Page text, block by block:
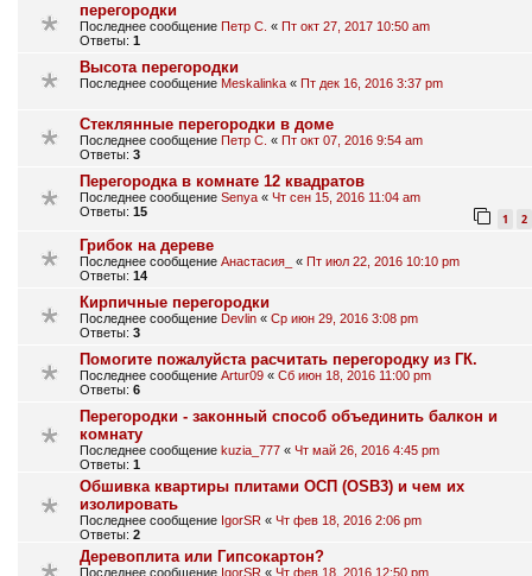
перегородки
Последнее сообщение Петр С. « Пт окт 27, 2017 10:50 am
Ответы: 1
Высота перегородки
Последнее сообщение Meskalinka « Пт дек 16, 2016 3:37 pm
Стеклянные перегородки в доме
Последнее сообщение Петр С. « Пт окт 07, 2016 9:54 am
Ответы: 3
Перегородка в комнате 12 квадратов
Последнее сообщение Senya « Чт сен 15, 2016 11:04 am
Ответы: 15 1 2
Грибок на дереве
Последнее сообщение Анастасия_ « Пт июл 22, 2016 10:10 pm
Ответы: 14
Кирпичные перегородки
Последнее сообщение Devlin « Ср июн 29, 2016 3:08 pm
Ответы: 3
Помогите пожалуйста расчитать перегородку из ГК.
Последнее сообщение Artur09 « Сб июн 18, 2016 11:00 pm
Ответы: 6
Перегородки - законный способ объединить балкон и
комнату
Последнее сообщение kuzia_777 « Чт май 26, 2016 4:45 pm
Ответы: 1
Обшивка квартиры плитами ОСП (OSB3) и чем их
изолировать
Последнее сообщение IgorSR « Чт фев 18, 2016 2:06 pm
Ответы: 2
Деревоплита или Гипсокартон?
Последнее сообщение IgorSR « Чт фев 18, 2016 12:50 pm